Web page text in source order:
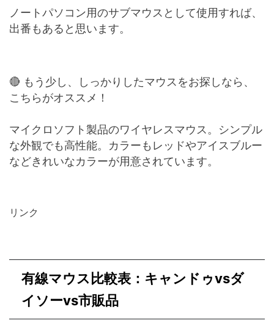
ノートパソコン用のサブマウスとして使用すれば、
出番もあると思います。
🔴 もう少し、しっかりしたマウスをお探しなら、
こちらがオススメ！
マイクロソフト製品のワイヤレスマウス。シンプル
な外観でも高性能。カラーもレッドやアイスブルー
などきれいなカラーが用意されています。
リンク
有線マウス比較表：キャンドゥvsダ
イソーvs市販品